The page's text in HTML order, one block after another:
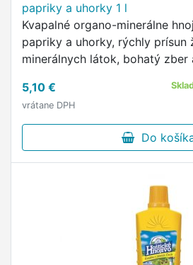
papriky a uhorky 1 l
Kvapalné organo-minerálne
papriky a uhorky, rýchly prísun
minerálnych látok, bohatý zber
5,10 €
vrátane DPH
Do